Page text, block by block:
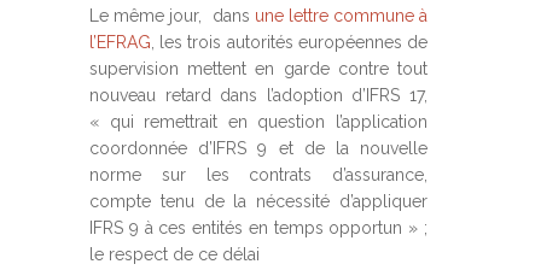
Le même jour, dans une lettre commune à
l’EFRAG , les trois autorités européennes de
supervision mettent en garde contre tout
nouveau retard dans l’adoption d’IFRS 17,
« qui remettrait en question l’application
coordonnée d’IFRS 9 et de la nouvelle
norme sur les contrats d’assurance,
compte tenu de la nécessité d’appliquer
IFRS 9 à ces entités en temps opportun » ;
le respect de ce délai